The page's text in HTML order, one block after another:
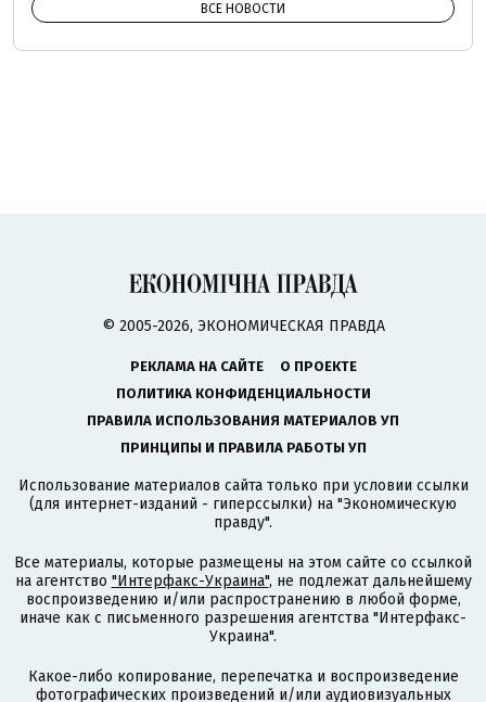
ВСЕ НОВОСТИ
© 2005-2026, ЭКОНОМИЧЕСКАЯ ПРАВДА
РЕКЛАМА НА САЙТЕ
О ПРОЕКТЕ
ПОЛИТИКА КОНФИДЕНЦИАЛЬНОСТИ
ПРАВИЛА ИСПОЛЬЗОВАНИЯ МАТЕРИАЛОВ УП
ПРИНЦИПЫ И ПРАВИЛА РАБОТЫ УП
Использование материалов сайта только при условии ссылки
(для интернет-изданий - гиперссылки) на "Экономическую
правду".
Все материалы, которые размещены на этом сайте со ссылкой
на агентство "Интерфакс-Украина", не подлежат дальнейшему
воспроизведению и/или распространению в любой форме,
иначе как с письменного разрешения агентства "Интерфакс-
Украина".
Какое-либо копирование, перепечатка и воспроизведение
фотографических произведений и/или аудиовизуальных